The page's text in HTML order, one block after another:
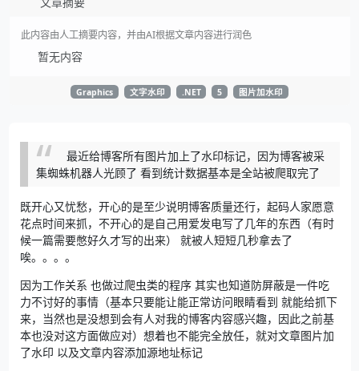
此内容由人工摘要内容，并由AI根据文章内容进行润色
暂无内容
Graphics 文字水印 .NET 5 图片加水印
最近给博客所有图片加上了水印标记，因为博客被采
集蜘蛛机器人光顾了 看到统计数据基本是全站被爬取完了
既开心又忧愁，开心的是至少说明博客质量还行，起码人家愿意
花点时间来抓，不开心的是自己用爱发电写了几年的东西（有时
候一篇需要憋好久才写的出来） 就被人短短几秒拿去了
唉。。。。
因为工作关系 也做过爬虫类的程序 其实也知道防屏蔽是一件吃
力不讨好的事情（基本只要能让能正常访问眼睛看到 就能给抓下
来，当然也是没想到会有人对我的博客内容感兴趣，因此之前基
本也没对这方面做应对）想着也不能完全放任，就对文章图片加
了水印 以及文章内容添加源地址标记